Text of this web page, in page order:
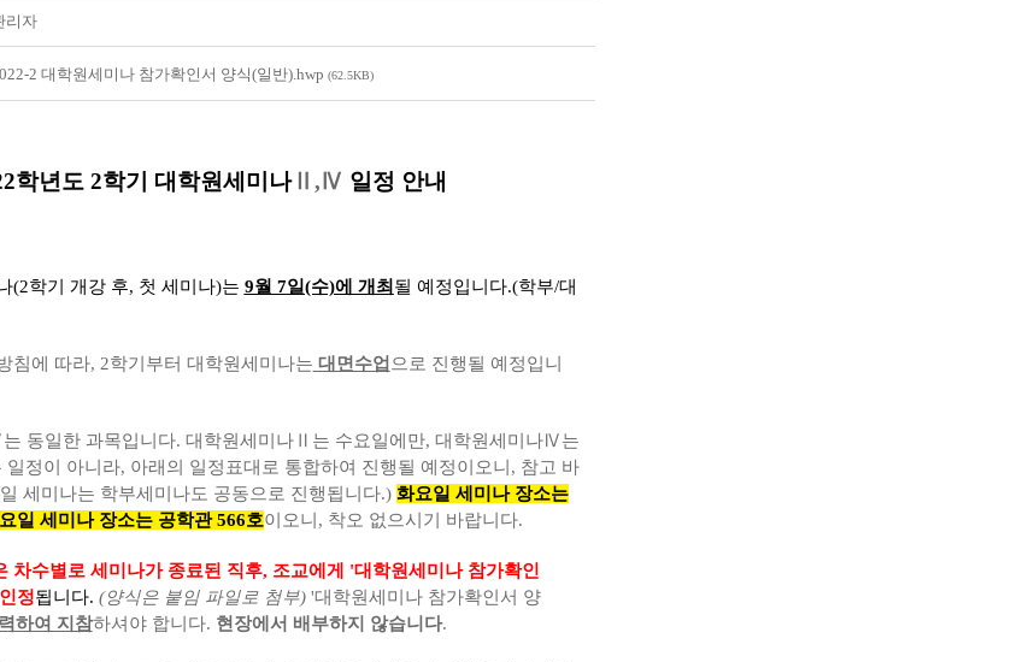
리자
2 대학원세미나 참가확인서 양식(일반).hwp (62.5KB)
학년도 2학기 대학원세미나Ⅱ,Ⅳ 일정 안내
(2학기 개강 후, 첫 세미나)는 9월 7일(수)에 개최 될 예정입니다.(학부/대
침에 따라, 2학기부터 대학원세미나는 대면수업 으로 진행될 예정입니
동일한 과목입니다. 대학원세미나Ⅱ는 수요일에만, 대학원세미나Ⅳ는
일정이 아니라, 아래의 일정표대로 통합하여 진행될 예정이오니, 참고 바
세미나는 학부세미나도 공동으로 진행됩니다.) 화요일 세미나 장소는
일 세미나 장소는 공학관 566호이오니, 착오 없으시기 바랍니다.
차수별로 세미나가 종료된 직후, 조교에게 '대학원세미나 참가확인
정됩니다. (양식은 붙임 파일로 첨부) '대학원세미나 참가확인서 양
하여 지참하셔야 합니다. 현장에서 배부하지 않습니다.